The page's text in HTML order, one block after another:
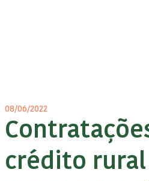
08/06/2022
crédito rural